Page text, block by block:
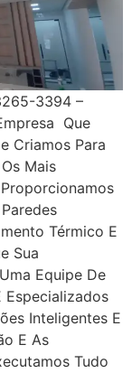
3394 –
Que
Criamos Para
Mais
Térmico E
Sua
Equipe De
Especializados
Inteligentes E
E As
Tudo